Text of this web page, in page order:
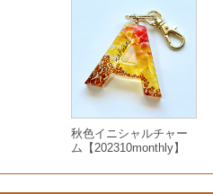
秋色イニシャルチャー
ム【202310monthly】